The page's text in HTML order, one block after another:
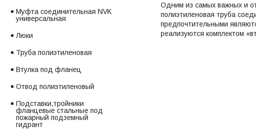
Одним из самых важных и
полиэтиленовая труба
предпочтительными
реализуются комплектом
Муфта соединительная NVK
универсальная
Люки
Труба полиэтиленовая
Втулка под фланец
Отвод полиэтиленовый
Подставки,тройники
фланцевые стальные под
пожарный подземный
гидрант